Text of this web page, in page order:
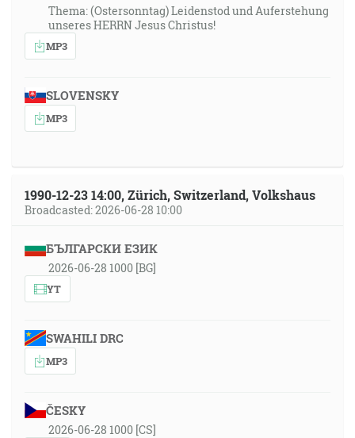
Thema: (Ostersonntag) Leidenstod und Auferstehung
unseres HERRN Jesus Christus!
MP3
SLOVENSKY
MP3
1990-12-23 14:00, Zürich, Switzerland, Volkshaus
Broadcasted: 2026-06-28 10:00
БЪЛГАРСКИ ЕЗИК
2026-06-28 1000 [BG]
YT
SWAHILI DRC
MP3
ČESKY
2026-06-28 1000 [CS]